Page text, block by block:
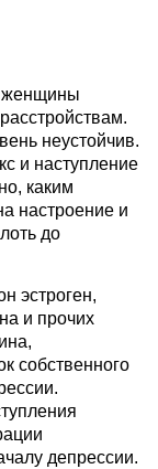
женщины
неустойчив.
и наступление
каким
настроение и
до
эстроген,
и прочих
собственного
депрессии.